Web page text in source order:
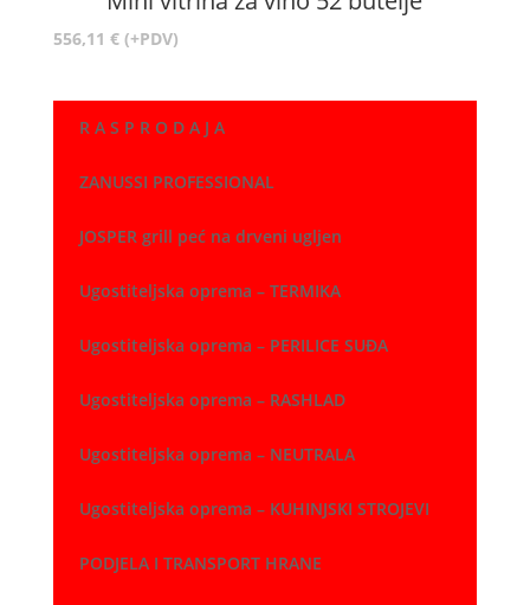
556,11 € (+PDV)
R A S P R O D A J A
ZANUSSI PROFESSIONAL
JOSPER grill peć na drveni ugljen
Ugostiteljska oprema – TERMIKA
Ugostiteljska oprema – PERILICE SUĐA
Ugostiteljska oprema – RASHLAD
Ugostiteljska oprema – NEUTRALA
Ugostiteljska oprema – KUHINJSKI STROJEVI
PODJELA I TRANSPORT HRANE